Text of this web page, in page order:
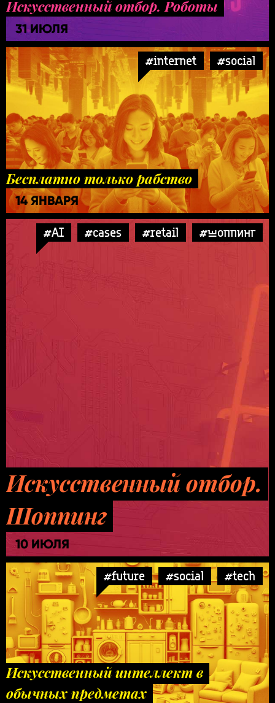
Искусственный отбор. Роботы
31 ИЮЛЯ
#internet #social
Бесплатно только рабство
14 ЯНВАРЯ
#AI #cases #retail #шоппинг
Искусственный отбор.
Шоппинг
10 ИЮЛЯ
#future #social #tech
Искусственный интеллект в
обычных предметах